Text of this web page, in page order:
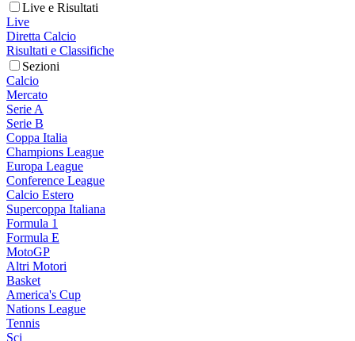
Live e Risultati
Live
Diretta Calcio
Risultati e Classifiche
Sezioni
Calcio
Mercato
Serie A
Serie B
Coppa Italia
Champions League
Europa League
Conference League
Calcio Estero
Supercoppa Italiana
Formula 1
Formula E
MotoGP
Altri Motori
Basket
America's Cup
Nations League
Tennis
Sci